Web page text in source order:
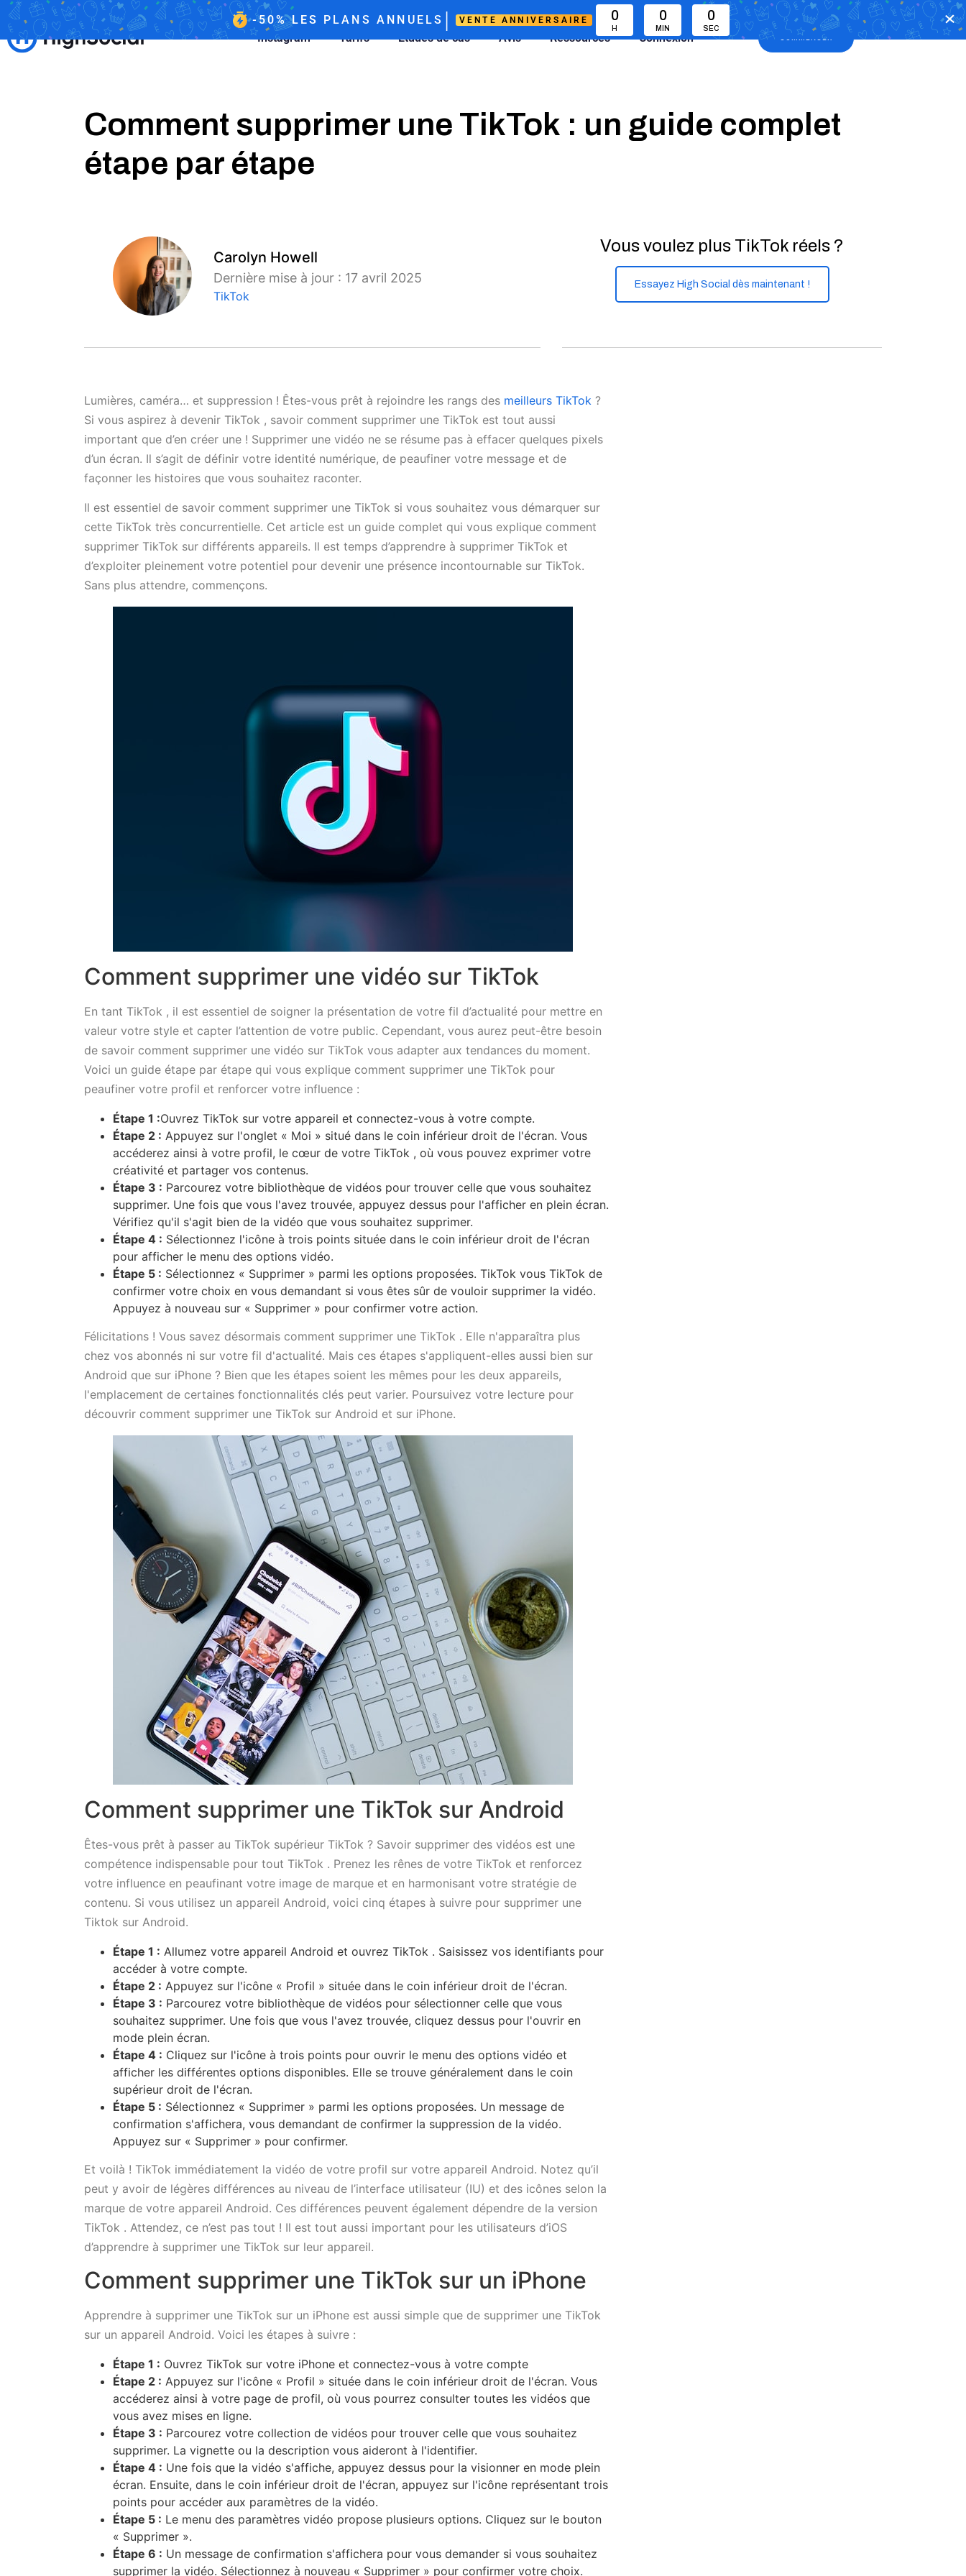
-50%LES PLANS ANNUELS | VENTE ANNIVERSAIRE 0
H
0
MIN
0
SEC
Instagram Tarifs Études de cas Avis Ressources Connexion COMMENCER
Comment supprimer une TikTok : un guide complet
étape par étape
Carolyn Howell
Dernière mise à jour : 17 avril 2025
TikTok
Vous voulez plus TikTok réels ?
Essayez High Social dès maintenant !
Lumières, caméra… et suppression ! Êtes-vous prêt à rejoindre les rangs des meilleurs TikTok ?
Si vous aspirez à devenir TikTok , savoir comment supprimer une TikTok est tout aussi
important que d’en créer une ! Supprimer une vidéo ne se résume pas à effacer quelques pixels
d’un écran. Il s’agit de définir votre identité numérique, de peaufiner votre message et de
façonner les histoires que vous souhaitez raconter.
Il est essentiel de savoir comment supprimer une TikTok si vous souhaitez vous démarquer sur
cette TikTok très concurrentielle. Cet article est un guide complet qui vous explique comment
supprimer TikTok sur différents appareils. Il est temps d’apprendre à supprimer TikTok et
d’exploiter pleinement votre potentiel pour devenir une présence incontournable sur TikTok.
Sans plus attendre, commençons.
Comment supprimer une vidéo sur TikTok
En tant TikTok , il est essentiel de soigner la présentation de votre fil d’actualité pour mettre en
valeur votre style et capter l’attention de votre public. Cependant, vous aurez peut-être besoin
de savoir comment supprimer une vidéo sur TikTok vous adapter aux tendances du moment.
Voici un guide étape par étape qui vous explique comment supprimer une TikTok pour
peaufiner votre profil et renforcer votre influence :
Étape 1 :Ouvrez TikTok sur votre appareil et connectez-vous à votre compte.
Étape 2 : Appuyez sur l'onglet « Moi » situé dans le coin inférieur droit de l'écran. Vous
accéderez ainsi à votre profil, le cœur de votre TikTok , où vous pouvez exprimer votre
créativité et partager vos contenus.
Étape 3 : Parcourez votre bibliothèque de vidéos pour trouver celle que vous souhaitez
supprimer. Une fois que vous l'avez trouvée, appuyez dessus pour l'afficher en plein écran.
Vérifiez qu'il s'agit bien de la vidéo que vous souhaitez supprimer.
Étape 4 : Sélectionnez l'icône à trois points située dans le coin inférieur droit de l'écran
pour afficher le menu des options vidéo.
Étape 5 : Sélectionnez « Supprimer » parmi les options proposées. TikTok vous TikTok de
confirmer votre choix en vous demandant si vous êtes sûr de vouloir supprimer la vidéo.
Appuyez à nouveau sur « Supprimer » pour confirmer votre action.
Félicitations ! Vous savez désormais comment supprimer une TikTok . Elle n'apparaîtra plus
chez vos abonnés ni sur votre fil d'actualité. Mais ces étapes s'appliquent-elles aussi bien sur
Android que sur iPhone ? Bien que les étapes soient les mêmes pour les deux appareils,
l'emplacement de certaines fonctionnalités clés peut varier. Poursuivez votre lecture pour
découvrir comment supprimer une TikTok sur Android et sur iPhone.
Comment supprimer une TikTok sur Android
Êtes-vous prêt à passer au TikTok supérieur TikTok ? Savoir supprimer des vidéos est une
compétence indispensable pour tout TikTok . Prenez les rênes de votre TikTok et renforcez
votre influence en peaufinant votre image de marque et en harmonisant votre stratégie de
contenu. Si vous utilisez un appareil Android, voici cinq étapes à suivre pour supprimer une
Tiktok sur Android.
Étape 1 : Allumez votre appareil Android et ouvrez TikTok . Saisissez vos identifiants pour
accéder à votre compte.
Étape 2 : Appuyez sur l'icône « Profil » située dans le coin inférieur droit de l'écran.
Étape 3 : Parcourez votre bibliothèque de vidéos pour sélectionner celle que vous
souhaitez supprimer. Une fois que vous l'avez trouvée, cliquez dessus pour l'ouvrir en
mode plein écran.
Étape 4 : Cliquez sur l'icône à trois points pour ouvrir le menu des options vidéo et
afficher les différentes options disponibles. Elle se trouve généralement dans le coin
supérieur droit de l'écran.
Étape 5 : Sélectionnez « Supprimer » parmi les options proposées. Un message de
confirmation s'affichera, vous demandant de confirmer la suppression de la vidéo.
Appuyez sur « Supprimer » pour confirmer.
Et voilà ! TikTok immédiatement la vidéo de votre profil sur votre appareil Android. Notez qu’il
peut y avoir de légères différences au niveau de l’interface utilisateur (IU) et des icônes selon la
marque de votre appareil Android. Ces différences peuvent également dépendre de la version
TikTok . Attendez, ce n’est pas tout ! Il est tout aussi important pour les utilisateurs d’iOS
d’apprendre à supprimer une TikTok sur leur appareil.
Comment supprimer une TikTok sur un iPhone
Apprendre à supprimer une TikTok sur un iPhone est aussi simple que de supprimer une TikTok
sur un appareil Android. Voici les étapes à suivre :
Étape 1 : Ouvrez TikTok sur votre iPhone et connectez-vous à votre compte
Étape 2 : Appuyez sur l'icône « Profil » située dans le coin inférieur droit de l'écran. Vous
accéderez ainsi à votre page de profil, où vous pourrez consulter toutes les vidéos que
vous avez mises en ligne.
Étape 3 : Parcourez votre collection de vidéos pour trouver celle que vous souhaitez
supprimer. La vignette ou la description vous aideront à l'identifier.
Étape 4 : Une fois que la vidéo s'affiche, appuyez dessus pour la visionner en mode plein
écran. Ensuite, dans le coin inférieur droit de l'écran, appuyez sur l'icône représentant trois
points pour accéder aux paramètres de la vidéo.
Étape 5 : Le menu des paramètres vidéo propose plusieurs options. Cliquez sur le bouton
« Supprimer ».
Étape 6 : Un message de confirmation s'affichera pour vous demander si vous souhaitez
supprimer la vidéo. Sélectionnez à nouveau « Supprimer » pour confirmer votre choix.